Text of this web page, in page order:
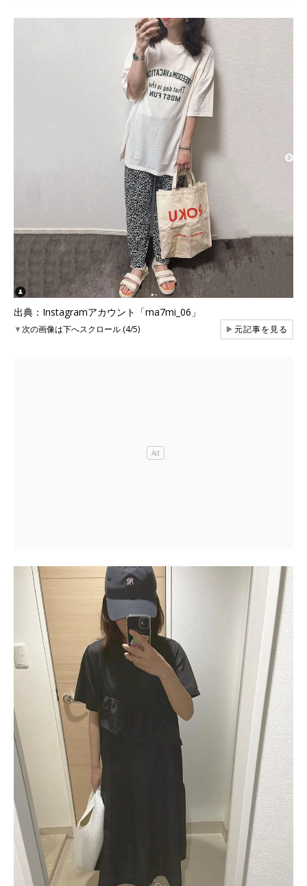
出典：Instagramアカウント「ma7mi_06」
▼次の画像は下へスクロール (4/5) ▶元記事を見る